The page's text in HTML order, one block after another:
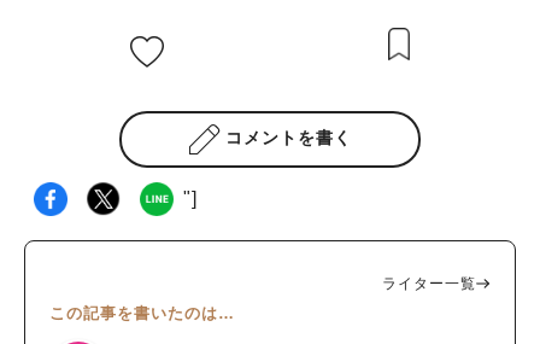
コメントを書く
"]
ライター一覧
この記事を書いたのは…